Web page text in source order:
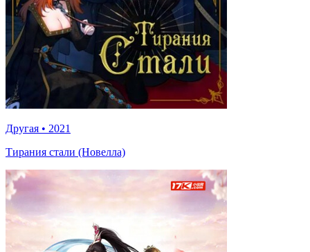
Другая • 2021
Тирания стали (Новелла)